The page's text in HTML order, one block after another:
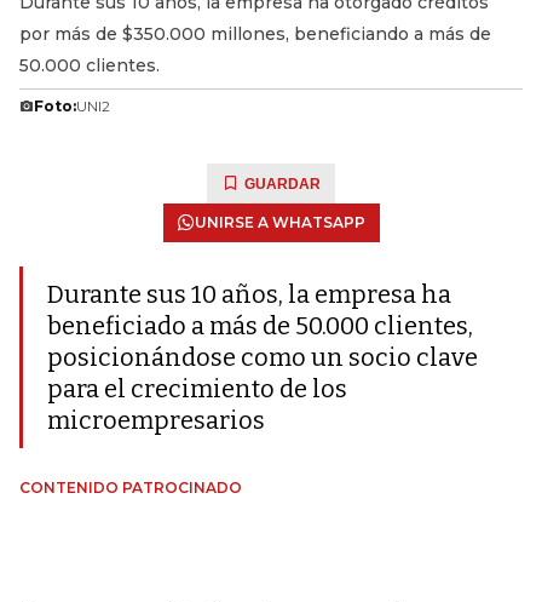
por más de $350.000 millones, beneficiando a más de
50.000 clientes.
Foto:UNI2
GUARDAR
UNIRSE A WHATSAPP
Durante sus 10 años, la empresa ha
beneficiado a más de 50.000 clientes,
posicionándose como un socio clave
para el crecimiento de los
microempresarios
CONTENIDO PATROCINADO